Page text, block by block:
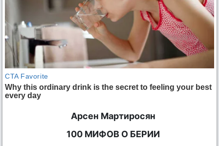
Арсен Мартиросян
100 МИФОВ О БЕРИИ